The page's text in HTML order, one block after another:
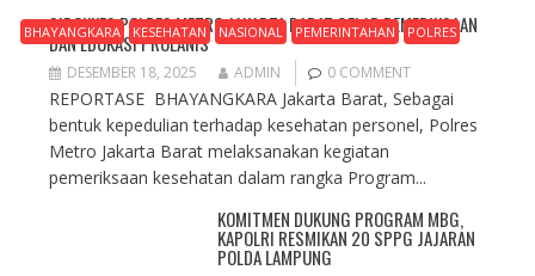
BHAYANGKARA KESEHATAN NASIONAL PEMERINTAHAN POLRES
SIDOKKES POLRES METRO JAKARTA BARAT GELAR PEMERIKSAAN
DAN EDUKASI PROLANIS
DESEMBER 18, 2025 ADMIN 0 COMMENT
REPORTASE BHAYANGKARA Jakarta Barat, Sebagai
bentuk kepedulian terhadap kesehatan personel, Polres
Metro Jakarta Barat melaksanakan kegiatan
pemeriksaan kesehatan dalam rangka Program...
KOMITMEN DUKUNG PROGRAM MBG,
KAPOLRI RESMIKAN 20 SPPG JAJARAN
POLDA LAMPUNG